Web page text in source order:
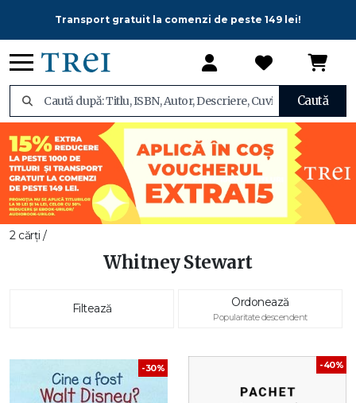
Transport gratuit la comenzi de peste 149 lei!
Caută
2 cărți /
Whitney Stewart
Filtează Ordonează
Popularitate descendent
-30% -40%